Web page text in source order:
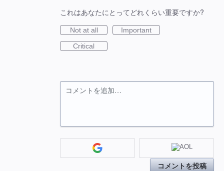
これはあなたにとってどれくらい重要ですか?
Not at all
Important
Critical
コメントを追加…
コメントを投稿